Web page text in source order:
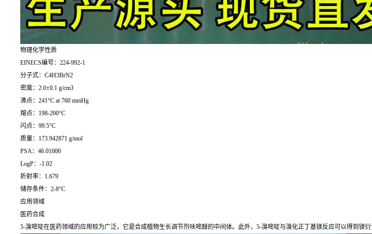
物理化学性质
EINECS编号：224-992-1
分子式：C4H3BrN2
密度：2.0±0.1 g/cm3
沸点：241°C at 760 mmHg
熔点：198-200°C
闪点：99.5°C
质量：173.942871 g/mol
PSA：46.01000
LogP：-1.02
折射率：1.679
储存条件：2-8°C
应用领域
医药合成
5-溴嘧啶在医药领域的应用较为广泛，它是合成植物生长调节剂呋嘧醇的中间体。此外，5-溴嘧啶与溴化正丁基镁反应可以得到镁